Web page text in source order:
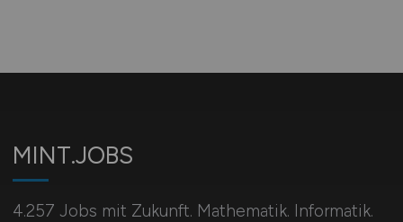
MINT.JOBS
4.257 Jobs mit Zukunft. Mathematik. Informatik.